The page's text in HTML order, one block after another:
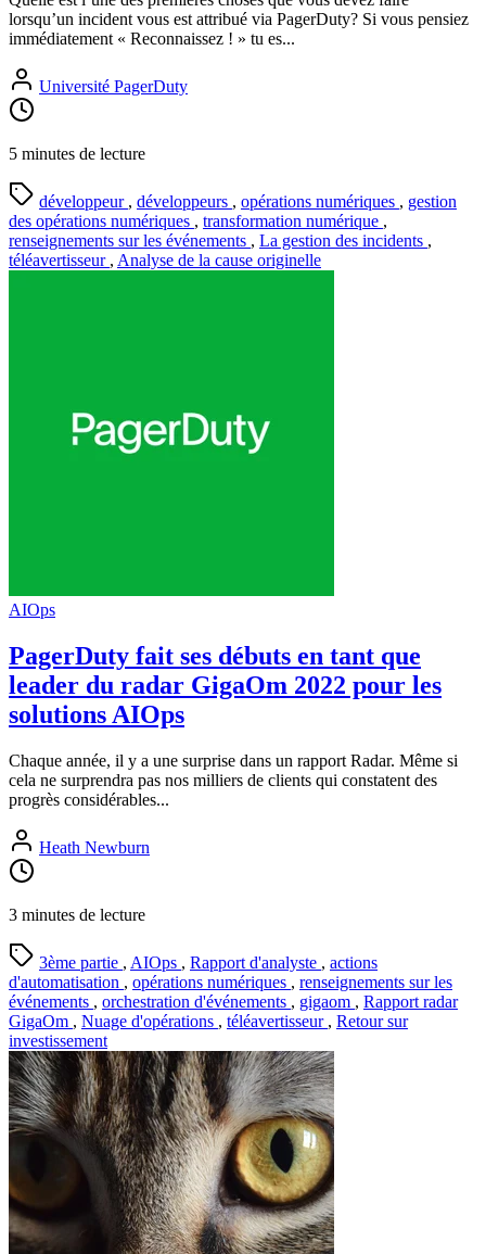
lorsqu’un incident vous est attribué via PagerDuty? Si vous pensiez
immédiatement « Reconnaissez ! » tu es...
Université PagerDuty
5 minutes de lecture
développeur , développeurs , opérations numériques , gestion
des opérations numériques , transformation numérique ,
renseignements sur les événements , La gestion des incidents ,
téléavertisseur , Analyse de la cause originelle
AIOps
PagerDuty fait ses débuts en tant que
leader du radar GigaOm 2022 pour les
solutions AIOps
Chaque année, il y a une surprise dans un rapport Radar. Même si
cela ne surprendra pas nos milliers de clients qui constatent des
progrès considérables...
Heath Newburn
3 minutes de lecture
3ème partie , AIOps , Rapport d'analyste , actions
d'automatisation , opérations numériques , renseignements sur les
événements , orchestration d'événements , gigaom , Rapport radar
GigaOm , Nuage d'opérations , téléavertisseur , Retour sur
investissement